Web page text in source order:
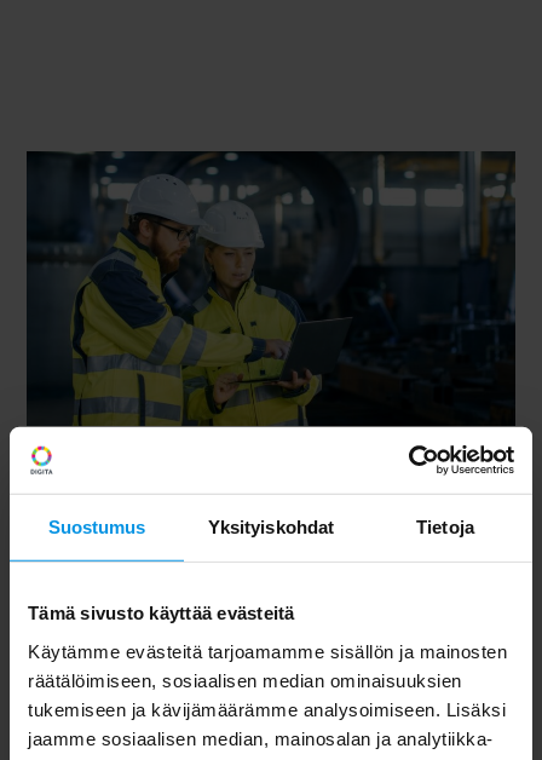
Suostumus Yksityiskohdat Tietoja
Tämä sivusto käyttää evästeitä
Käytämme evästeitä tarjoamamme sisällön ja mainosten
räätälöimiseen, sosiaalisen median ominaisuuksien
tukemiseen ja kävijämäärämme analysoimiseen. Lisäksi
jaamme sosiaalisen median, mainosalan ja analytiikka-
Moderni langaton
privaattiverkko tarjoaa
merkittäviä toiminnallisia
hyötyjä
Verkon peittoalue ja kapasiteetti voidaan
sovittaa käyttöpaikan ja käyttötapausten
erityispiirteet huomioiden
Verkon ominaisuudet ja palvelut optimoidaan